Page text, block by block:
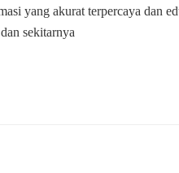
yang akurat terpercaya dan
sekitarnya